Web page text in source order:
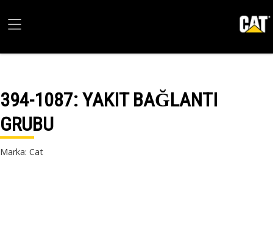
394-1087: YAKIT BAĞLANTI
GRUBU
Marka: Cat